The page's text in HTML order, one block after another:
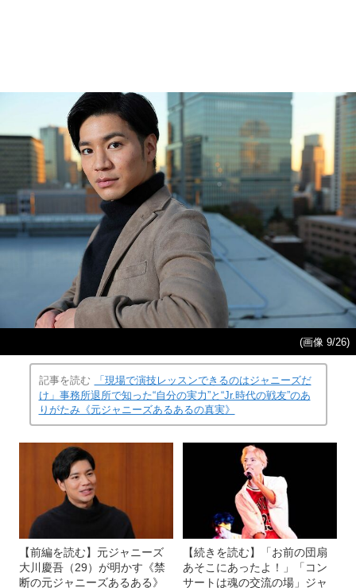
(画像 9/26)
記事を読む
「現場で演技レッスンできるのはジャニーズだ
け」事務所退所で知った“自分の実力”と“Jr.時代の戦友”のあ
りがたみ《元ジャニーズあるあるの真実》
【前編を読む】元ジャニーズ
大川慶吾（29）が明かす《禁
断の元ジャニーズあるある》
【続きを読む】「お前の団扇
あそこにあったよ！」「コン
サートは魂の交流の場」ジャ